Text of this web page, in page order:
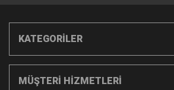
KATEGORİLER
MÜŞTERİ HİZMETLERİ